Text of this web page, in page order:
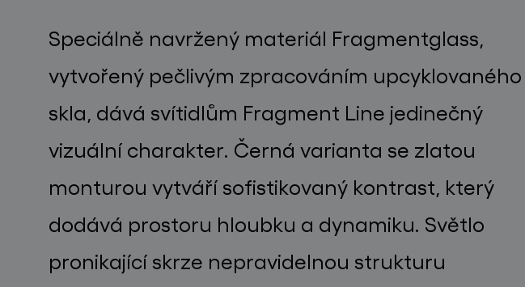
Speciálně navržený materiál Fragmentglass,
vytvořený pečlivým zpracováním upcyklovaného
skla, dává svítidlům Fragment Line jedinečný
vizuální charakter. Černá varianta se zlatou
monturou vytváří sofistikovaný kontrast, který
dodává prostoru hloubku a dynamiku. Světlo
pronikající skrze nepravidelnou strukturu